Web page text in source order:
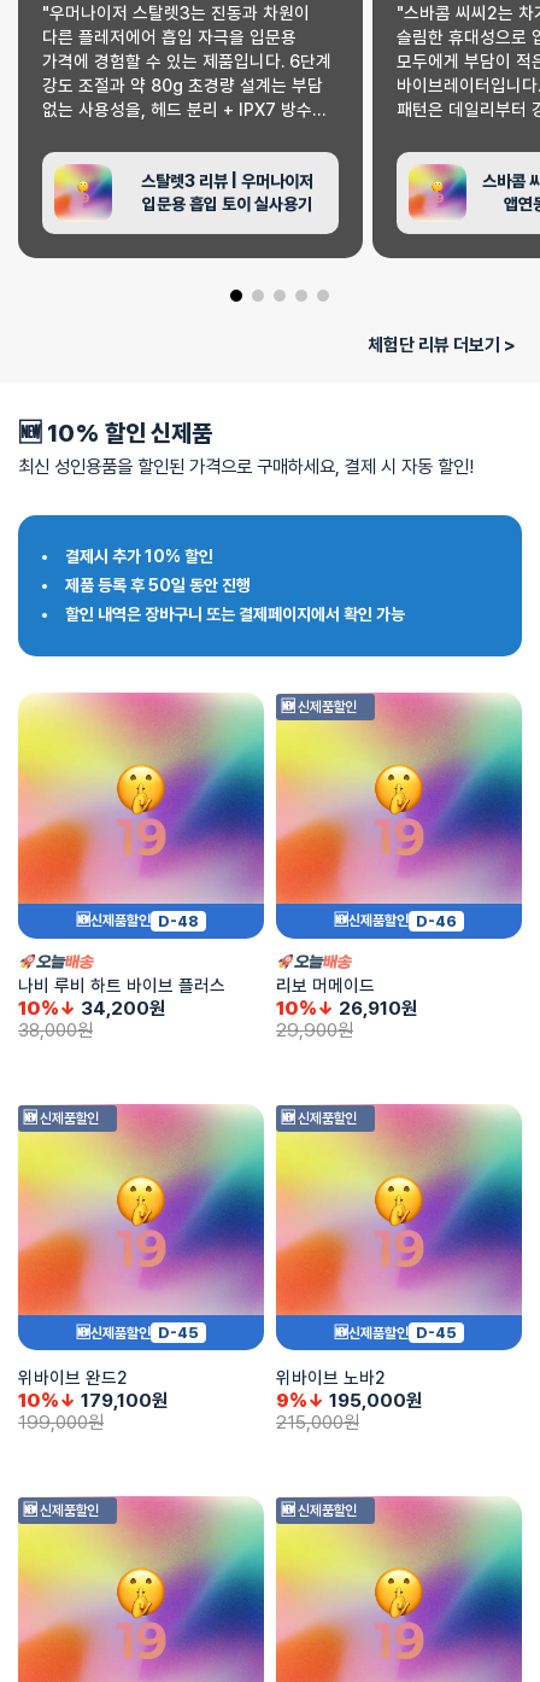
"우머나이저 스탈렛3는 진동과 차원이
다른 플레저에어 흡입 자극을 입문용
가격에 경험할 수 있는 제품입니다. 6단계
강도 조절과 약 80g 초경량 설계는 부담
없는 사용성을, 헤드 분리 + IPX7 방수는
소음과 약 40분의 사용 시간은 고려해야
하지만, 저가형에서 느끼지 못한 진짜 흡입
자극을 원한다면 체험단 6명 전원이
만점을 준 이 제품이 좋은 출발점입니다."
스탈렛3 리뷰 | 우머나이저
입문용 흡입 토이 실사용기
"스바콤 씨씨2는 차
슬림한 휴대성으로
모두에게 부담이 적
바이브레이터입니
패턴은 데일리부터
설계는 사용 편의를
자극을 원하는 분
분에겐 다소 아쉬
따뜻한 첫 경험을
전원이 만점을 준
스바콤
앱연
체험단 리뷰 더보기 >
🆕 10% 할인 신제품
최신 성인용품을 할인된 가격으로 구매하세요, 결제 시 자동 할인!
결제시 추가 10% 할인
제품 등록 후 50일 동안 진행
할인 내역은 장바구니 또는 결제페이지에서 확인 가능
🆕신제품할인 D-48
나비 루비 하트 바이브 플러스
10%↓ 34,200원
38,000원
🆕신제품할인 D-46
🆕 신제품할인
리보 머메이드
10%↓ 26,910원
29,900원
🆕신제품할인 D-45
🆕 신제품할인
위바이브 완드2
10%↓ 179,100원
199,000원
🆕신제품할인 D-45
🆕 신제품할인
위바이브 노바2
9%↓ 195,000원
215,000원
🆕 신제품할인 🆕 신제품할인